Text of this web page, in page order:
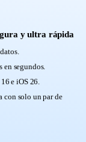
y ultra rápida
en segundos.
e iOS 26.
con solo un par de